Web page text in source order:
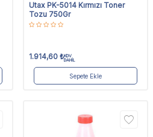
Utax PK-5014 Kırmızı Toner
Tozu 750Gr
1.914,60 ₺KDV
DAHİL
Sepete Ekle